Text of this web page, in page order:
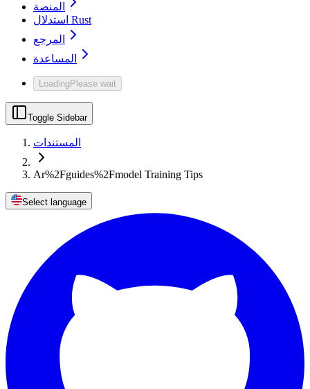
المنصة
استدلال Rust
المرجع
المساعدة
LoadingPlease wait
Toggle Sidebar
المستندات
Ar%2Fguides%2Fmodel Training Tips
Select language